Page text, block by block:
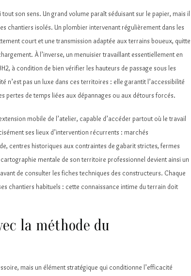
son sens. Un grand volume paraît séduisant sur le papier, mais il
chantiers isolés. Un plombier intervenant régulièrement dans les
court et une transmission adaptée aux terrains boueux, quitte
À l’inverse, un menuisier travaillant essentiellement en
à condition de bien vérifier les hauteurs de passage sous les
n’est pas un luxe dans ces territoires : elle garantit l’accessibilité
pertes de temps liées aux dépannages ou aux détours forcés.
mobile de l’atelier, capable d’accéder partout où le travail
ses lieux d’intervention récurrents : marchés
centres historiques aux contraintes de gabarit strictes, fermes
mentale de son territoire professionnel devient ainsi un
de consulter les fiches techniques des constructeurs. Chaque
chantiers habituels : cette connaissance intime du terrain doit
la méthode du
mais un élément stratégique qui conditionne l’efficacité